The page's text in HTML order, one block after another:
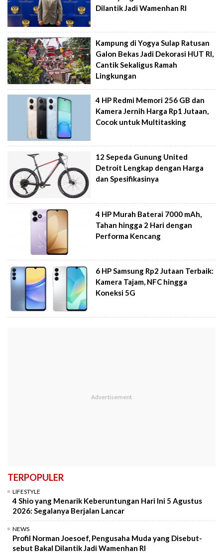
Dilantik Jadi Wamenhan RI
Kampung di Yogya Sulap Ratusan
Galon Bekas Jadi Dekorasi HUT RI,
Cantik Sekaligus Ramah
Lingkungan
4 HP Redmi Memori 256 GB dan
Kamera Jernih Harga Rp1 Jutaan,
Cocok untuk Multitasking
12 Sepeda Gunung United
Detroit Lengkap dengan Harga
dan Spesifikasinya
4 HP Murah Baterai 7000 mAh,
Tahan hingga 2 Hari dengan
Performa Kencang
6 HP Samsung Rp2 Jutaan Terbaik:
Kamera Tajam, NFC hingga
Koneksi 5G
TERPOPULER
LIFESTYLE
4 Shio yang Menarik Keberuntungan Hari Ini 5 Agustus
2026: Segalanya Berjalan Lancar
NEWS
Profil Norman Joesoef, Pengusaha Muda yang Disebut-
sebut Bakal Dilantik Jadi Wamenhan RI